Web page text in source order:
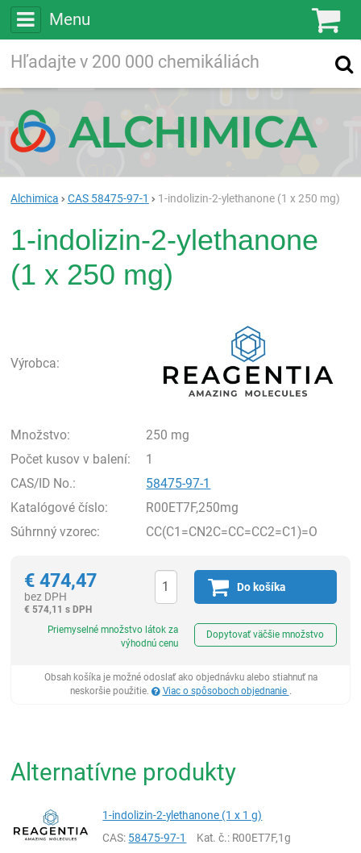
Menu
Vyhľadávanie
Alchimica CAS 58475-97-1 1-indolizin-2-ylethanone (1 x 250 mg)
1-indolizin-2-ylethanone
(1 x 250 mg)
Výrobca:
Množstvo:
250 mg
Počet kusov v balení:
1
CAS/ID No.:
58475-97-1
Katalógové číslo:
R00ET7F,250mg
Súhrnný vzorec:
CC(C1=CN2C=CC=CC2=C1)=O
€ 474,47
bez DPH
€ 574,11 s DPH
Do košíka
Priemyselné množstvo látok za
výhodnú cenu
Dopytovať väčšie množstvo
Obsah košíka je možné odoslať ako objednávku alebo stiahnuť na
neskoršie použitie.
Viac o spôsoboch objednanie .
Alternatívne produkty
1-indolizin-2-ylethanone (1 x 1 g)
CAS: 58475-97-1 Kat. č.: R00ET7F,1g